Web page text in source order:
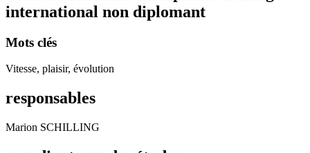
international non diplomant
Mots clés
Vitesse, plaisir, évolution
responsables
Marion SCHILLING